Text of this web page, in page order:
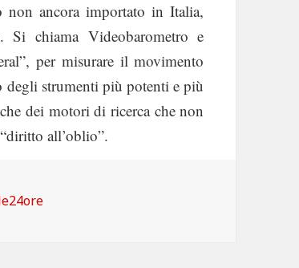
non ancora importato in Italia,
chiama Videobarometro e
per misurare il movimento
degli strumenti più potenti e più
dei motori di ricerca che non
all’oblio”.